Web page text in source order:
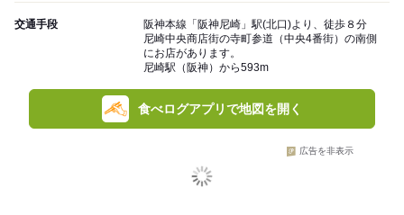
交通手段
阪神本線「阪神尼崎」駅(北口)より、徒歩８分
尼崎中央商店街の寺町参道（中央4番街）の南側
にお店があります。
尼崎駅（阪神）から593m
食べログアプリで地図を開く
広告を非表示